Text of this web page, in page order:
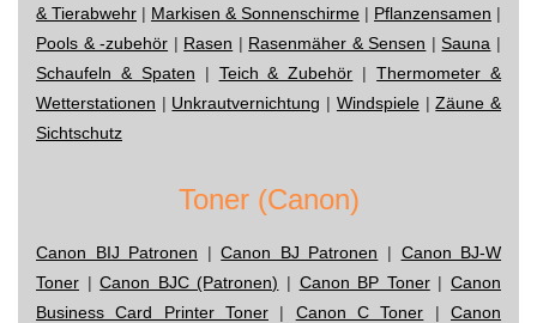
& Tierabwehr | Markisen & Sonnenschirme | Pflanzensamen |
Pools & -zubehör | Rasen | Rasenmäher & Sensen |Sauna |
Schaufeln & Spaten | Teich & Zubehör |Thermometer &
Wetterstationen | Unkrautvernichtung | Windspiele|Zäune &
Sichtschutz
Toner (Canon)
Canon BIJ Patronen |Canon BJ Patronen | Canon BJ-W
Toner |Canon BJC (Patronen) | Canon BP Toner|Canon
Business Card Printer Toner | Canon C Toner |Canon